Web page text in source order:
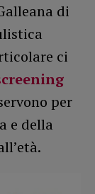
di
ci
per
e della